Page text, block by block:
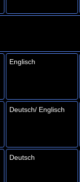
Englisch
Deutsch/ Englisch
Deutsch